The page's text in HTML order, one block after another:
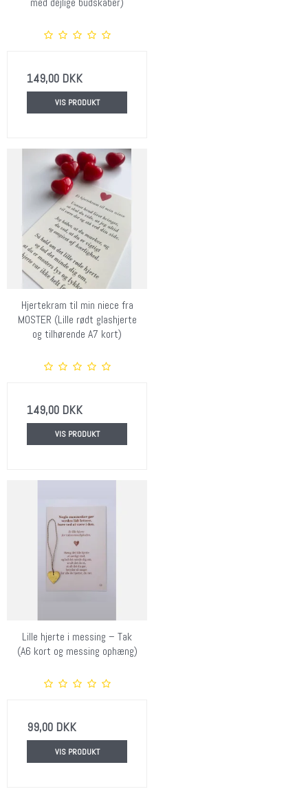
149,00 DKK
VIS PRODUKT
Hjertekram til min niece fra
MOSTER (Lille rødt glashjerte
og tilhørende A7 kort)
149,00 DKK
VIS PRODUKT
Lille hjerte i messing – Tak
(A6 kort og messing ophæng)
99,00 DKK
VIS PRODUKT